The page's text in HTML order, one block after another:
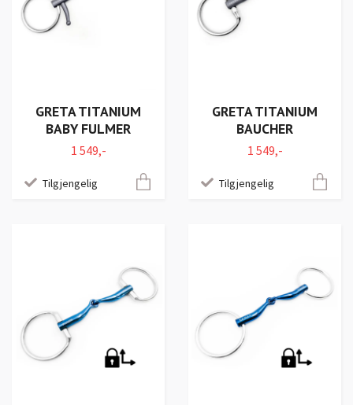
GRETA TITANIUM
BABY FULMER
1 549,-
Tilgjengelig
GRETA TITANIUM
BAUCHER
1 549,-
Tilgjengelig